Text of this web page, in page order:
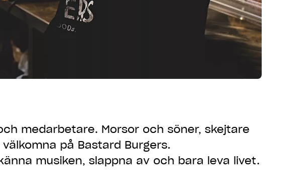
medarbetare. Morsor och söner, skejtare
på Bastard Burgers.
musiken, slappna av och bara leva livet.